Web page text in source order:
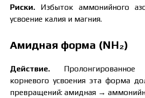
Риски. Избыток аммонийного
усвоение калия и магния.
Амидная форма (NH₂)
Действие.
корневого усвоения эта форма
превращений: амидная →